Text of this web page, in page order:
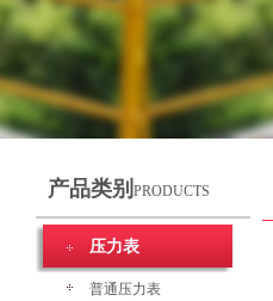
产品类别 PRODUCTS
压力表
普通压力表